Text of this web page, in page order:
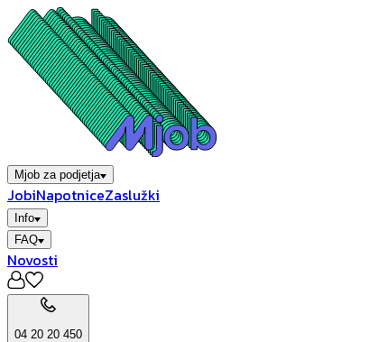
Mjob za podjetja
JobiNapotniceZaslužki
Info
FAQ
Novosti
04 20 20 450